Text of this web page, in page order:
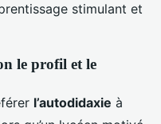
stimulant et
le profil et le
l’autodidaxie à